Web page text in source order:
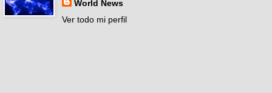
World News
Ver todo mi perfil